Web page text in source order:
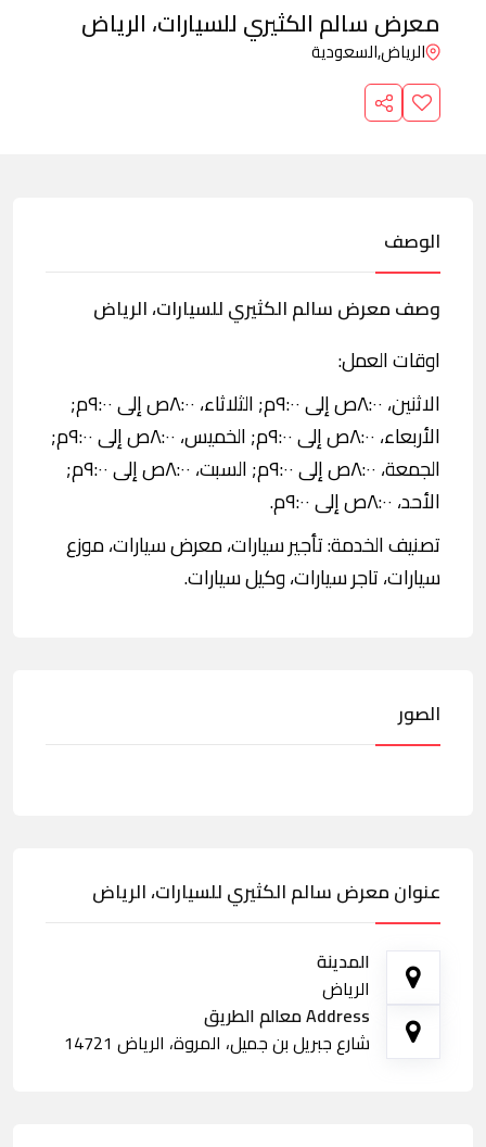
معرض سالم الكثيري للسيارات، الرياض
الرياض,السعودية
الوصف
وصف معرض سالم الكثيري للسيارات، الرياض
اوقات العمل:
الاثنين، ٨:٠٠ص إلى ٩:٠٠م; الثلاثاء، ٨:٠٠ص إلى ٩:٠٠م;
الأربعاء، ٨:٠٠ص إلى ٩:٠٠م; الخميس، ٨:٠٠ص إلى ٩:٠٠م;
الجمعة، ٨:٠٠ص إلى ٩:٠٠م; السبت، ٨:٠٠ص إلى ٩:٠٠م;
الأحد، ٨:٠٠ص إلى ٩:٠٠م.
تصنيف الخدمة: تأجير سيارات، معرض سيارات، موزع
سيارات، تاجر سيارات، وكيل سيارات.
الصور
عنوان معرض سالم الكثيري للسيارات، الرياض
المدينة
الرياض
Address معالم الطريق
شارع جبريل بن جميل، المروة، الرياض 14721